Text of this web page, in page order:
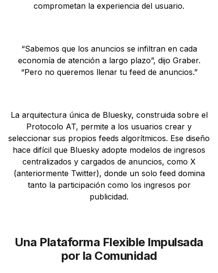
comprometan la experiencia del usuario.
“Sabemos que los anuncios se infiltran en cada
economía de atención a largo plazo”, dijo Graber.
“Pero no queremos llenar tu feed de anuncios.”
La arquitectura única de Bluesky, construida sobre el
Protocolo AT, permite a los usuarios crear y
seleccionar sus propios feeds algorítmicos. Ese diseño
hace difícil que Bluesky adopte modelos de ingresos
centralizados y cargados de anuncios, como X
(anteriormente Twitter), donde un solo feed domina
tanto la participación como los ingresos por
publicidad.
Una Plataforma Flexible Impulsada
por la Comunidad